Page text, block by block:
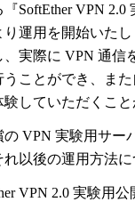
『SoftEther VPN
り運用を開始いた
実際に VPN 通信
うことができ、ま
験していただくこ
VPN 実験用サー
れ以後の運用方法
VPN 2.0 実験用